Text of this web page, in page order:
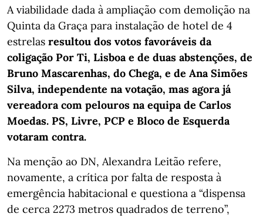
A viabilidade dada à ampliação com demolição na
Quinta da Graça para instalação de hotel de 4
estrelas resultou dos votos favoráveis da
coligação Por Ti, Lisboa e de duas abstenções, de
Bruno Mascarenhas, do Chega, e de Ana Simões
Silva, independente na votação, mas agora já
vereadora com pelouros na equipa de Carlos
Moedas. PS, Livre, PCP e Bloco de Esquerda
votaram contra.
Na menção ao DN, Alexandra Leitão refere,
novamente, a crítica por falta de resposta à
emergência habitacional e questiona a “dispensa
de cerca 2273 metros quadrados de terreno”,